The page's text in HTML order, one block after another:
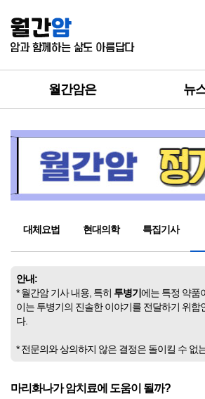
월간암은 뉴
대체요법 현대의학 특집기사
안내:
* 월간암 기사 내용, 특히 투병기 에는 특정 약품
이는 투병기의 진솔한 이야기를 전달하기 위
다.
* 전문의와 상의하지 않은 결정은 돌이킬 수 없
마리화나가 암치료에 도움이 될까?